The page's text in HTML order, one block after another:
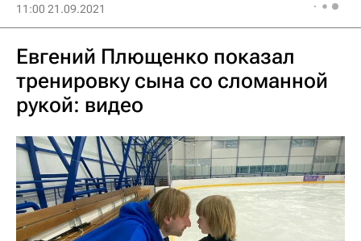
11:00 21.09.2021
Евгений Плющенко показал
тренировку сына со сломанной
рукой: видео